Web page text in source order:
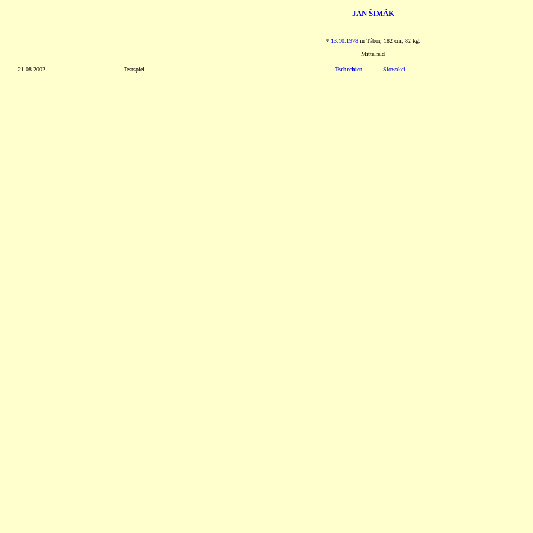
JAN ŠIMÁK
* 13.10.1978in Tábor, 182 cm, 82 kg.
Mittelfeld
21.08.2002 Testspiel Tschechien - Slowakei